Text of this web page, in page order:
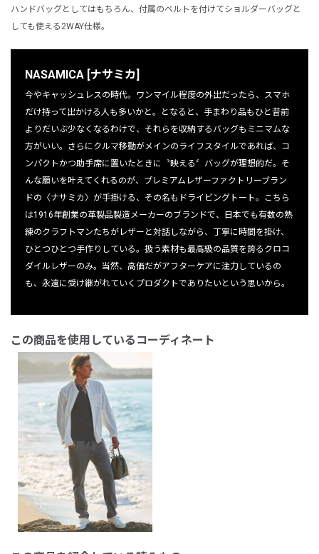
ハンドバッグとしてはもちろん、付属のベルトを付けてショルダーバッグと
しても使える2WAY仕様。
NASAMICA [ナサミカ]
今やキャッシュレスの時代。ワンマイル程度の外出だったら、スマホ
だけ持って出かける人も多いかと。となると、手まわり品もひと昔前
よりだいぶ少なくなるわけで、それらを収納するバッグもミニマムな
方がいい。さらにクルマ移動がメインのライフスタイルであれば、コ
ンパクトかつ助手席に置いたときに〝映える〞バッグが理想的だ。そ
んな願いを叶えてくれるのが、プレミアムレザーファクトリーブラン
ドの〈ナサミカ〉が手掛ける、その名もドライビングトート。こちら
は1916年創業の革製品製造メーカーのブランドで、日本でも有数の熟
練のクラフトマンたちがレザーと対話しながら、丁寧に時間を掛け、
ひとつひとつ手作りしている。扱う素材も最高級の品質を誇るクロコ
ダイルレザーのみ。当然、高価だがアフターケアに注力しているの
も、永遠に受け継がれていくプロダクトでありたいという思いから。
この商品を使用しているコーディネート